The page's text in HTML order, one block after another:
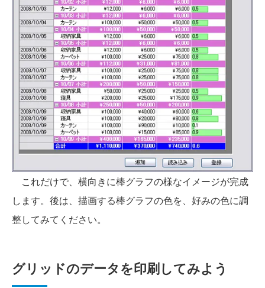
これだけで、横向きに棒グラフの様なイメージが完成
します。後は、描画する棒グラフの色を、好みの色に調
整してみてください。
グリッドのデータを印刷してみよう